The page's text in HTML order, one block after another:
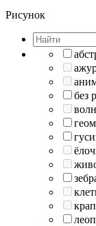
Рисунок
без